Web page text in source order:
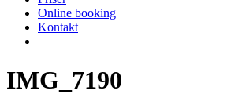
Online booking
Kontakt
IMG_7190